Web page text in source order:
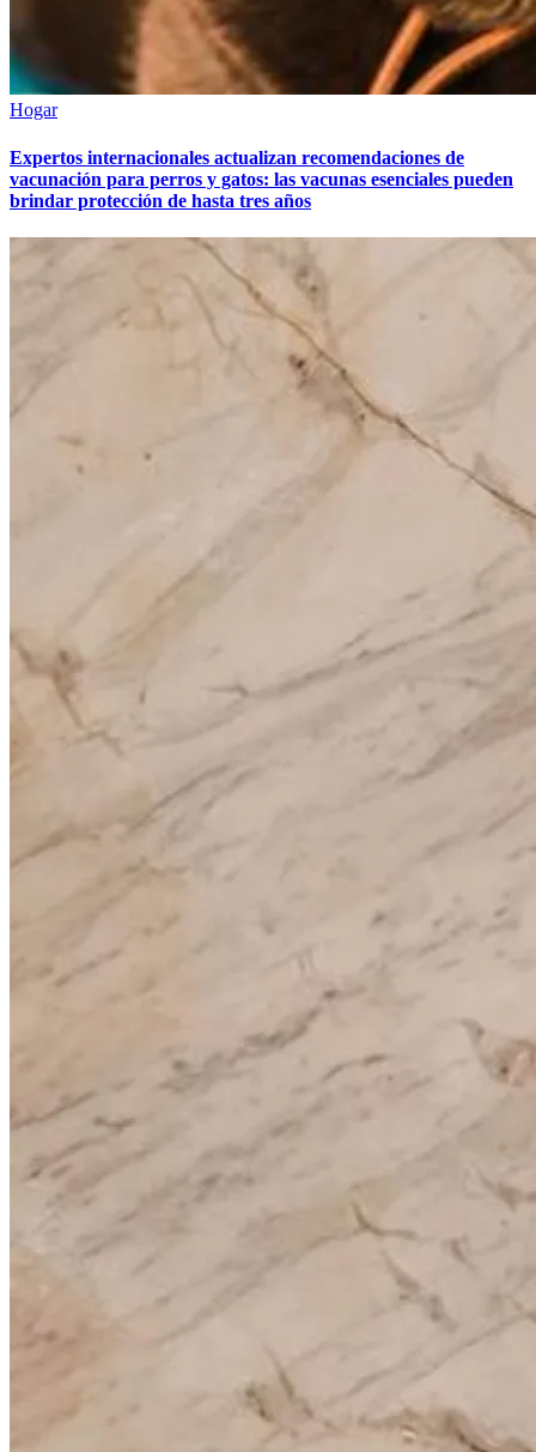
Hogar
Expertos internacionales actualizan recomendaciones de
vacunación para perros y gatos: las vacunas esenciales pueden
brindar protección de hasta tres años